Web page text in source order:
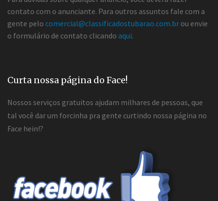
contato com o anunciante. Para outros assuntos fale com a
gente pelo comercial@classificadostubarao.com.br ou envie
o formulário de contato clicando aqui.
Curta nossa página do Face!
Nossos serviços gratuitos ajudam milhares de pessoas, que
tal você dar um forcinha pra gente curtindo nossa página no
Face hein!?